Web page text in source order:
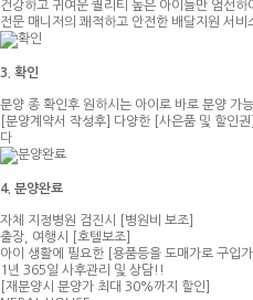
건강하고 귀여운 퀄리티 높은 아이들만 엄선하
전문 매니저의 쾌적하고 안전한 배달지원 서비
3. 확인
분양 종 확인후 원하시는 아이로 바로 분양 가능
[분양계약서 작성후]
다양한 [사은품 및 할인권]
다
4. 분양완료
자체 지정병원 검진시
[병원비 보조]
출장, 여행시
[호텔보조]
아이 생활에 필요한
[용품등을 도매가로 구입가
1년 365일 사후관리 및 상담!!
[재분양시 분양가 최대 30%까지 할인]